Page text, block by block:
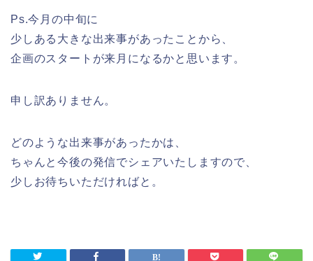
Ps.今月の中旬に
少しある大きな出来事があったことから、
企画のスタートが来月になるかと思います。
申し訳ありません。
どのような出来事があったかは、
ちゃんと今後の発信でシェアいたしますので、
少しお待ちいただければと。